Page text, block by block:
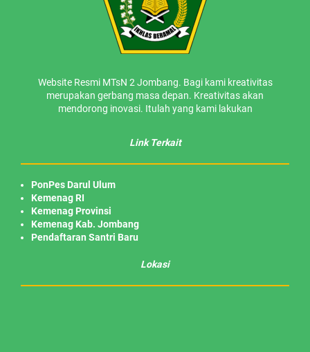
Website Resmi MTsN 2 Jombang. Bagi kami kreativitas
merupakan gerbang masa depan. Kreativitas akan
mendorong inovasi. Itulah yang kami lakukan
Link Terkait
PonPes Darul Ulum
Kemenag RI
Kemenag Provinsi
Kemenag Kab. Jombang
Pendaftaran Santri Baru
Lokasi